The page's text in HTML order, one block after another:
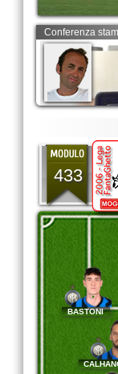
Conferenza
433
BASTONI